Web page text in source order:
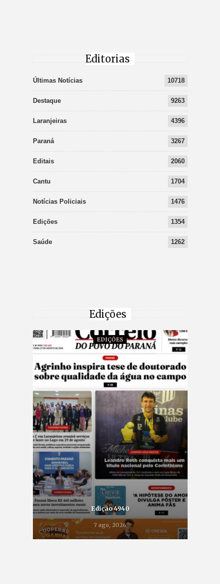
Editorias
Últimas Notícias 10718
Destaque 9263
Laranjeiras 4396
Paraná 3267
Editais 2060
Cantu 1704
Notícias Policiais 1476
Edições 1354
Saúde 1262
Edições
EDIÇÕES
Edição 4940
7 ago, 2026